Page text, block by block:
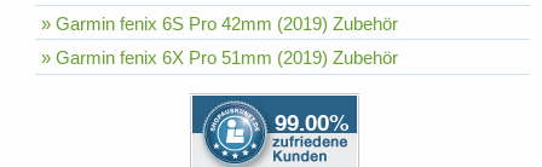
» Garmin fenix 6S Pro 42mm (2019) Zubehör
» Garmin fenix 6X Pro 51mm (2019) Zubehör